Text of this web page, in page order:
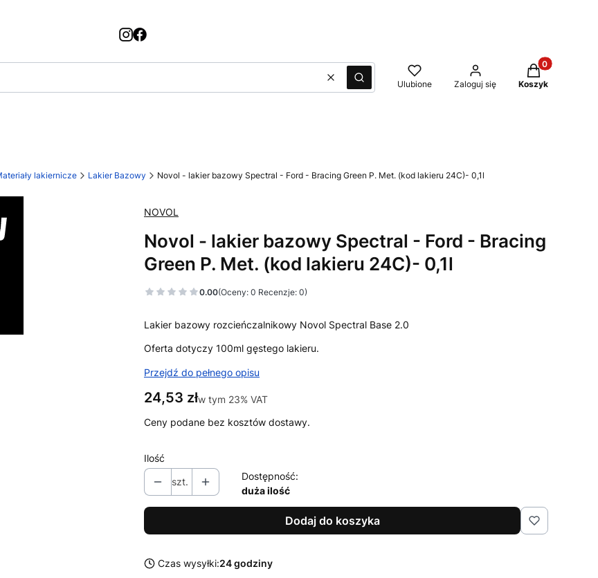
WyczyśćSzukaj Ulubione Zaloguj się
Produkty w
Koszyk
lakiernicze Lakier Bazowy Novol - lakier bazowy Spectral - Ford - Bracing Green P. Met. (kod lakieru 24C)- 0,1l
NOVOL
Novol - lakier bazowy Spectral - Ford - Bracing
Green P. Met. (kod lakieru 24C)- 0,1l
0.00(Oceny: 0 Recenzje: 0)
Lakier bazowy rozcieńczalnikowy Novol Spectral Base 2.0
Oferta dotyczy 100ml gęstego lakieru.
Przejdź do pełnego opisu
Cena
24,53 złw tym 23% VAT
w tym 23% VAT
Ceny podane bez kosztów dostawy.
Ilość
szt.
Dostępność:
duża ilość
Dodaj do koszyka
Czas wysyłki:24 godziny